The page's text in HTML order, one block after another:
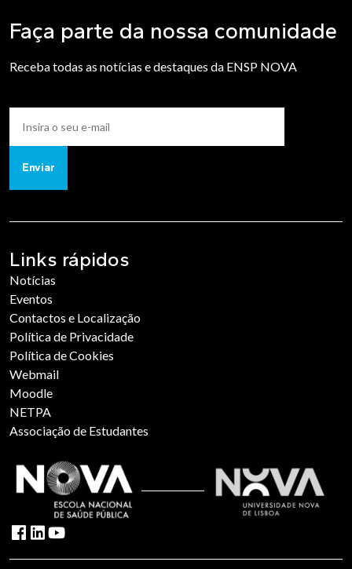
Faça parte da nossa comunidade
Receba todas as notícias e destaques da ENSP NOVA
Enviar
Links rápidos
Notícias
Eventos
Contactos e Localização
Política de Privacidade
Política de Cookies
Webmail
Moodle
NETPA
Associação de Estudantes